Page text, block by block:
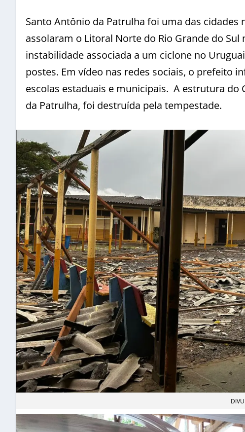
Santo Antônio da Patrulha foi uma das
assolaram o Litoral Norte do Rio Grande do
instabilidade associada a um ciclone no
postes. Em vídeo nas redes sociais, o prefeito
escolas estaduais e municipais. A estrutura do
da Patrulha, foi destruída pela tempestade.